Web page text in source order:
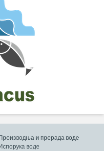
и прерада воде
воде